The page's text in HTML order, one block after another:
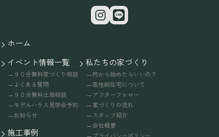
ホーム
イベント情報一覧
９０分無料家づくり相談
よくある質問
９０分無料土地相談
モデルハウス見学会予約
お知らせ
施工事例
私たちの家づくり
何から始めたらいいの？
高性能住宅について
アフターフォロー
家づくりの流れ
スタッフ紹介
会社概要